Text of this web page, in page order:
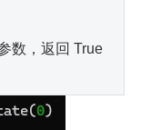
，返回 True